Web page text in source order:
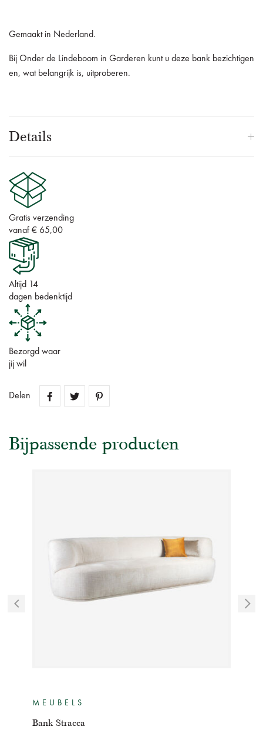
Gemaakt in Nederland.
Bij Onder de Lindeboom in Garderen kunt u deze bank bezichtigen
en, wat belangrijk is, uitproberen.
Details
Gratis verzending
vanaf € 65,00
Altijd 14
dagen bedenktijd
Bezorgd waar
jij wil
Delen
Bijpassende producten
MEUBELS
Bank Stracca